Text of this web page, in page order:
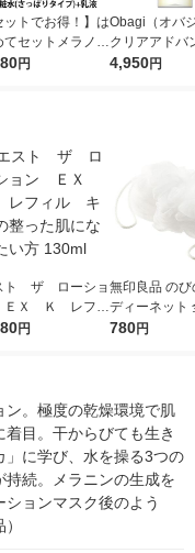
ットでお得！】は
てセットメラノC
しみ対策美白化
円
Obagi（オ
クリアアドバ
ーション 本
4,950円
ト ザ ローショ
Ｘ Ｋ レフィ
メの整った肌に
円
無印良品 のび
ディーネット
0cm 2個 良品
780円
。極度の乾燥環境で肌
目。干からびても生き
に学び、水を操る3つの
続。メラニンの生成を
ョンマスク後のよう